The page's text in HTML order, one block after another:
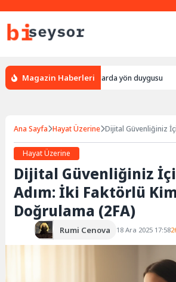
Magazin Haberleri
bulması, hayvanlarda yön duygusu
Ana Sayfa Hayat Üzerine Dijital Güvenliğiniz
Hayat Üzerine
Dijital Güvenliğiniz
Adım: İki Faktörlü
Doğrulama (2FA)
Rumi Cenova 18 Ara 2025 17:58